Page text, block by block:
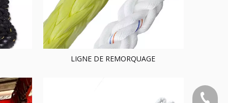
LIGNE DE REMORQUAGE
+86-